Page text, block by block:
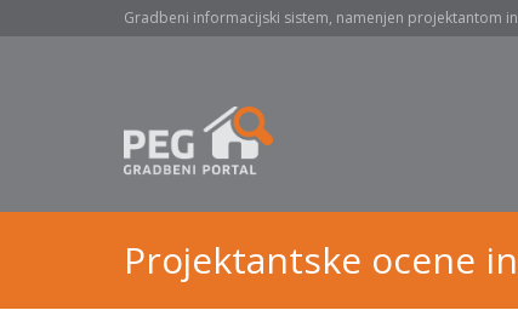
Gradbeni informacijski sistem, namenjen projektantom
Projektantske ocene